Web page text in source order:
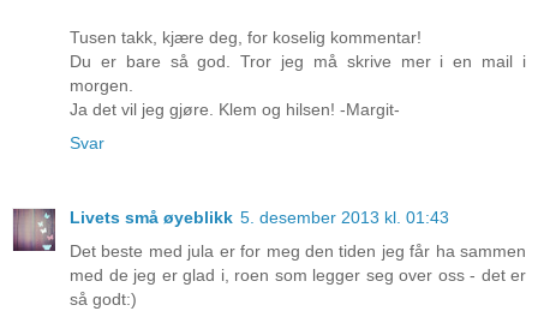
Tusen takk, kjære deg, for koselig kommentar!
Du er bare så god. Tror jeg må skrive mer i en mail i
morgen.
Ja det vil jeg gjøre. Klem og hilsen! -Margit-
Svar
Livets små øyeblikk 5. desember 2013 kl. 01:43
Det beste med jula er for meg den tiden jeg får ha sammen
med de jeg er glad i, roen som legger seg over oss - det er
så godt:)